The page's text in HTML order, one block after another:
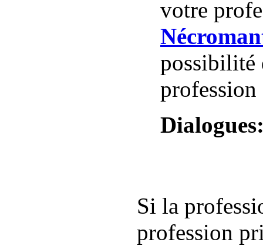
votre
possibilité
profession
Si la
profession